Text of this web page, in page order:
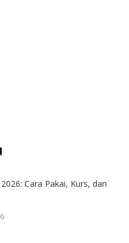
Cara Pakai, Kurs, dan